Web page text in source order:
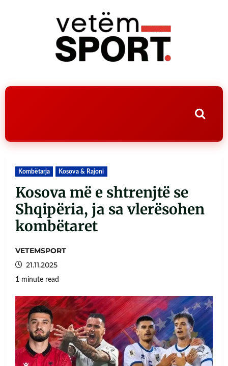
Kombëtarja Kosova & Rajoni
Kosova më e shtrenjtë se
Shqipëria, ja sa vlerësohen
kombëtaret
VETEMSPORT
21.11.2025
1 minute read